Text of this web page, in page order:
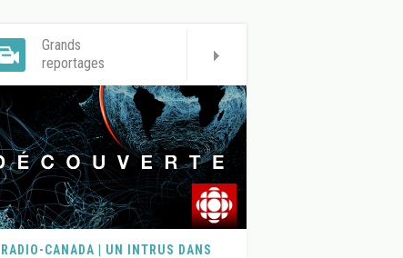
Grands
reportages
RADIO-CANADA | UN INTRUS DANS